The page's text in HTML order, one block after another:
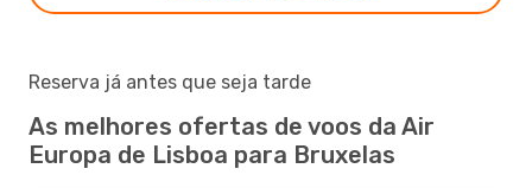
Reserva já antes que seja tarde
As melhores ofertas de voos da Air
Europa de Lisboa para Bruxelas